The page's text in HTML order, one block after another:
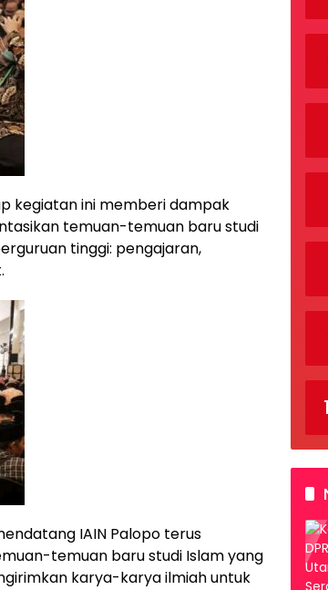
kegiatan ini memberi dampak
temuan-temuan baru studi
tinggi: pengajaran,
IAIN Palopo terus
temuan baru studi Islam yang
karya-karya ilmiah untuk